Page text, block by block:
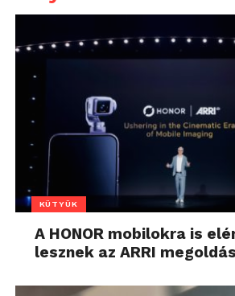
KÜTYÜK
A HONOR mobilokra is
lesznek az ARRI